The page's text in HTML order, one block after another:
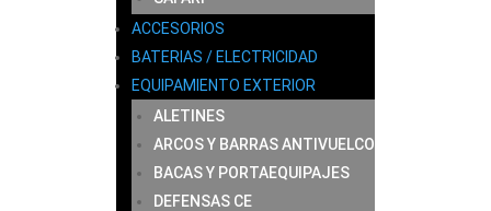
ACCESORIOS
BATERIAS / ELECTRICIDAD
EQUIPAMIENTO EXTERIOR
ALETINES
ARCOS Y BARRAS ANTIVUELCO
BACAS Y PORTAEQUIPAJES
DEFENSAS CE